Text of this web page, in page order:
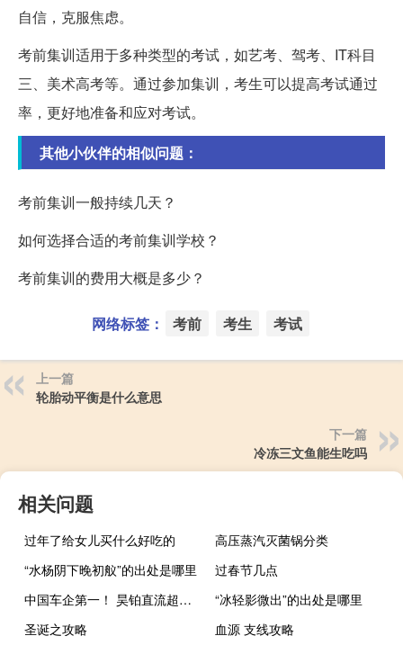
自信，克服焦虑。
考前集训适用于多种类型的考试，如艺考、驾考、IT科目
三、美术高考等。通过参加集训，考生可以提高考试通过
率，更好地准备和应对考试。
其他小伙伴的相似问题：
考前集训一般持续几天？
如何选择合适的考前集训学校？
考前集训的费用大概是多少？
网络标签： 考前 考生 考试
上一篇
轮胎动平衡是什么意思
下一篇
冷冻三文鱼能生吃吗
相关问题
过年了给女儿买什么好吃的
高压蒸汽灭菌锅分类
“水杨阴下晚初舣”的出处是哪里
过春节几点
中国车企第一！ 昊铂直流超充桩数量达7084根
“冰轻影微出”的出处是哪里
圣诞之攻略
血源 支线攻略